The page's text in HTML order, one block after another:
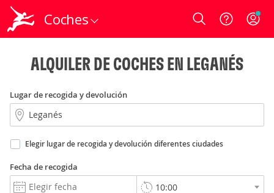
Coches Login
ALQUILER DE COCHES EN LEGANÉS
Lugar de recogida y devolución
Elegir lugar de recogida y devolución diferentes ciudades
Fecha de recogida